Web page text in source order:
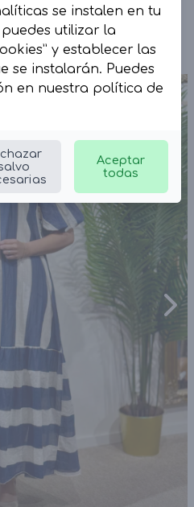
se instalen en tu
utilizar la
y establecer las
se instalarán. Puedes
en nuestra política de
Aceptar
todas